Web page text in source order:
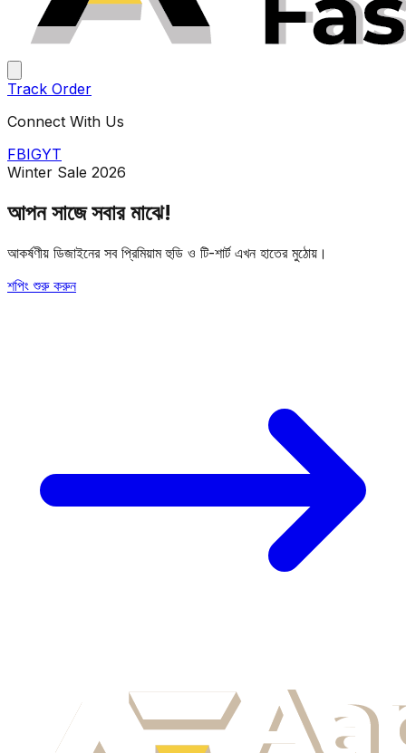
Track Order
Connect With Us
FBIGYT
Winter Sale 2026
আপন সাজেসবার মাঝে!
আকর্ষণীয় ডিজাইনের সব প্রিমিয়াম হুডি ও টি-শার্ট এখন হাতের মুঠোয়।
শপিং শুরু করুন